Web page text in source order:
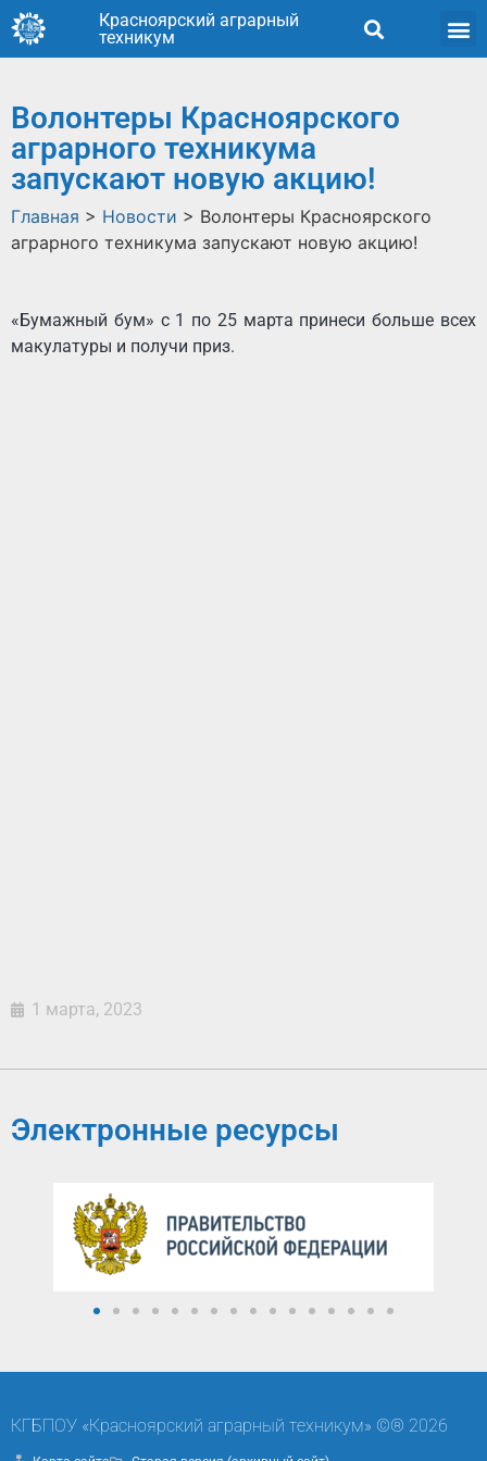
Красноярский аграрный
техникум
Волонтеры Красноярского
аграрного техникума
запускают новую акцию!
Главная > Новости > Волонтеры Красноярского
аграрного техникума запускают новую акцию!
«Бумажный бум» с 1 по 25 марта принеси больше всех
макулатуры и получи приз.
1 марта, 2023
Электронные ресурсы
КГБПОУ «Красноярский аграрный техникум» ©® 2026